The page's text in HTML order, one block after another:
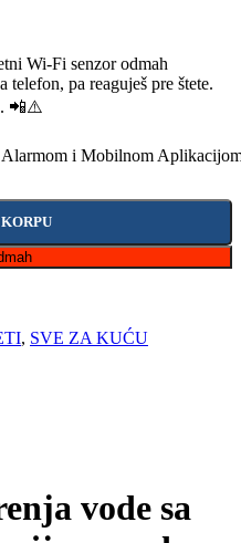
Wi‑Fi senzor odmah
telefon, pa reaguješ pre štete.
📲⚠️
Alarmom i Mobilnom
, SVE ZA KUĆU
vode sa